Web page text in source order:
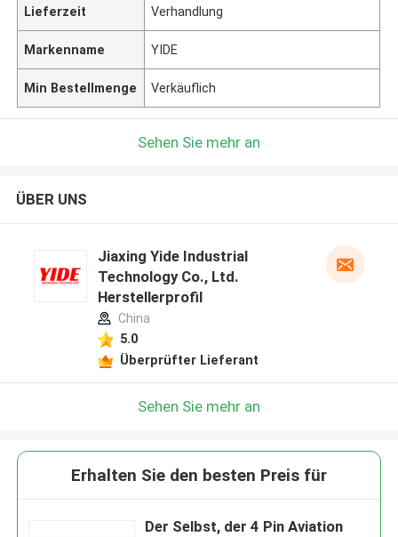
Lieferzeit Verhandlung
Markenname YIDE
Min Bestellmenge Verkäuflich
Sehen Sie mehr an
ÜBER UNS
Jiaxing Yide Industrial
Technology Co., Ltd.
Herstellerprofil
China
5.0
Überprüfter Lieferant
Sehen Sie mehr an
Erhalten Sie den besten Preis für
Der Selbst, der 4 Pin Aviation